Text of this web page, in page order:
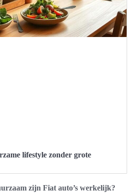
lifestyle zonder grote
zijn Fiat auto’s werkelijk?